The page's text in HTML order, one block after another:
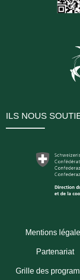
ILS NOUS
Mentions
Partenariat
Grille des